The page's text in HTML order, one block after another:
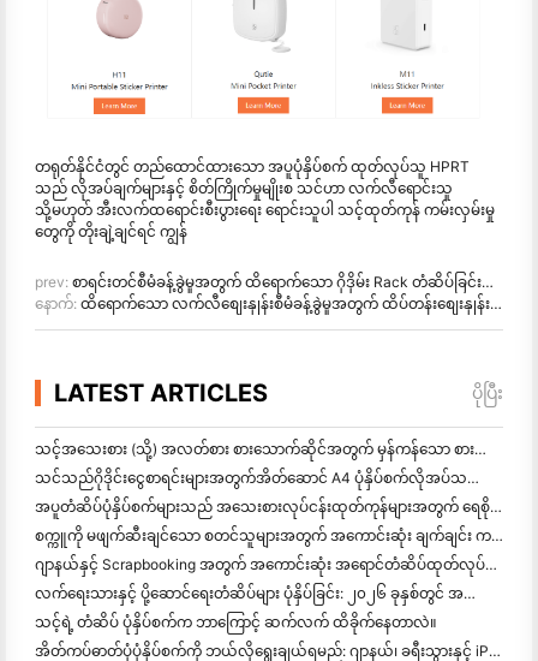
တရုတ်နိုင်ငံတွင် တည်ထောင်ထားသော အပူပုံနှိပ်စက် ထုတ်လုပ်သူ HPRT
သည် လိုအပ်ချက်များနှင့် စိတ်ကြိုက်မှုမျိုးစ သင်ဟာ လက်လီရောင်းသူ
သို့မဟုတ် အီးလက်ထရောင်းစီးပွားရေး ရောင်းသူပါ သင့်ထုတ်ကုန် ကမ်းလှမ်းမှု
တွေကို တိုးချဲ့ချင်ရင် ကျွန်
prev: စာရင်းတင်စီမံခန့်ခွဲမှုအတွက် ထိရောက်သော ဂိုဒိုမ်း Rack တံဆိပ်ခြင်းဖြေရှင်းချက်
နောက်: ထိရောက်သော လက်လီစျေးနှုန်းစီမံခန့်ခွဲမှုအတွက် ထိပ်တန်းစျေးနှုန်းတံဆိပ်ထုတ်လုပ်
LATEST ARTICLES ပိုပြီး
သင့်အသေးစား (သို့) အလတ်စား စားသောက်ဆိုင်အတွက် မှန်ကန်သော စားသောက်ဆိုင် ဆော့ဝဲလ်ကို ဘယ်လိုရွေ
သင်သည်ဂိုဒိုင်းငွေစာရင်းများအတွက်အိတ်ဆောင် A4 ပုံနှိပ်စက်လိုအပ်သလား? တကယ်တော့ အလုပ်လုပ်တာက ဘာလဲ။
အပူတံဆိပ်ပုံနှိပ်စက်များသည် အသေးစားလုပ်ငန်းထုတ်ကုန်များအတွက် ရေစိုခံတံဆိပ်များကို ထုတ်လုပ
စက္ကူကို မဖျက်ဆီးချင်သော စတင်သူများအတွက် အကောင်းဆုံး ချက်ချင်း ကင်မရာ
ဂျာနယ်နှင့် Scrapbooking အတွက် အကောင်းဆုံး အရောင်တံဆိပ်ထုတ်လုပ်သူ: စာမျက်နှာတိုင်းတွင် အရောင်ပိုထ
လက်ရေးသားနှင့် ပို့ဆောင်ရေးတံဆိပ်များ ပုံနှိပ်ခြင်း: ၂၀၂၆ ခုနှစ်တွင် အသေးစားလုပ်ငန်းများအတွက် အကြံပေးချက်များ
သင့်ရဲ့ တံဆိပ် ပုံနှိပ်စက်က ဘာကြောင့် ဆက်လက် ထိခိုက်နေတာလဲ။
အိတ်ကပ်ဓာတ်ပုံပုံနှိပ်စက်ကို ဘယ်လိုရွေးချယ်ရမည်: ဂျာနယ်၊ ခရီးသွားနှင့် iPhone အသုံးပြုသူများအတွက် အပြည့်အဝ